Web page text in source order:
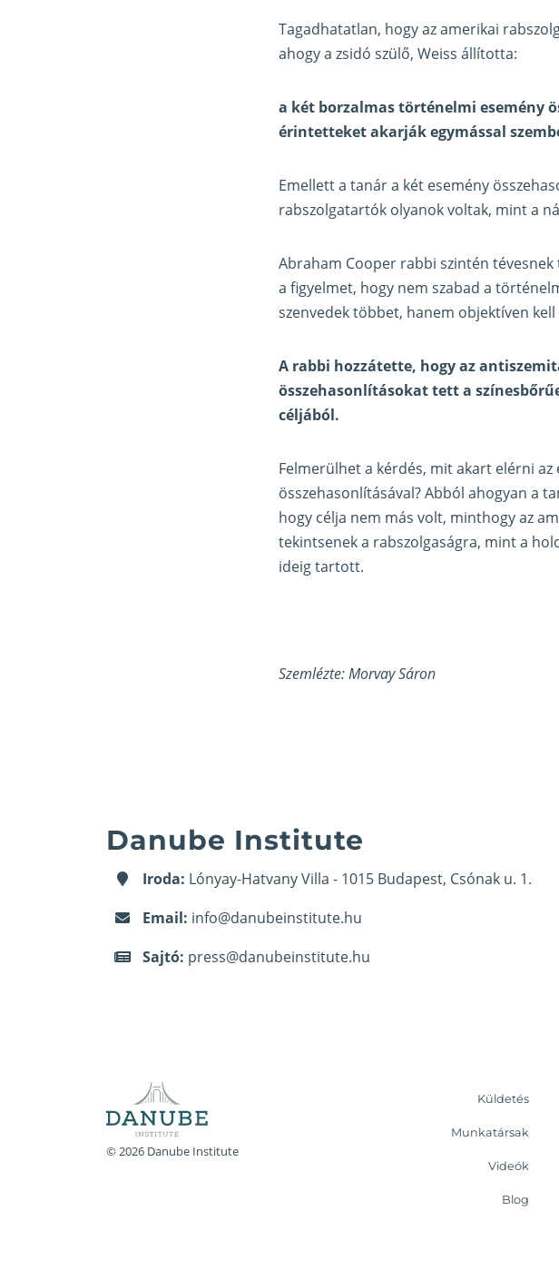
Tagadhatatlan, hogy az amerikai
ahogy a zsidó szülő, Weiss állította:
a két borzalmas történelmi esemény
érintetteket akarják egymással
Emellett a tanár a két esemény
rabszolgatartók olyanok voltak, mint a
Abraham Cooper rabbi szintén
a figyelmet, hogy nem szabad a
szenvedek többet, hanem objektíven
A rabbi hozzátette, hogy az
összehasonlításokat tett a
céljából.
Felmerülhet a kérdés, mit akart elérni
összehasonlításával? Abból ahogyan a
hogy célja nem más volt, minthogy az
tekintsenek a rabszolgaságra, mint a
ideig tartott.
Szemlézte: Morvay Sáron
Danube Institute
Iroda: Lónyay-Hatvany Villa - 1015 Budapest, Csónak u. 1.
Email: info@danubeinstitute.hu
Sajtó: press@danubeinstitute.hu
© 2026 Danube Institute
Küldetés
Munkatársak
Videók
Blog